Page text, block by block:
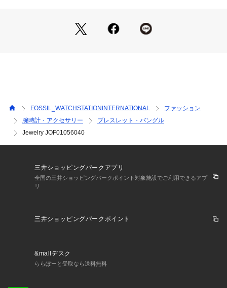
FOSSIL_WATCHSTATIONINTERNATIONAL
ファッション
腕時計・アクセサリー
ブレスレット・バングル
Jewelry JOF01056040
三井ショッピングパークアプリ
全国の三井ショッピングパークポイント対象施設でご利用できるアプ
リ
三井ショッピングパークポイント
&mallデスク
ららぽーと受取なら送料無料